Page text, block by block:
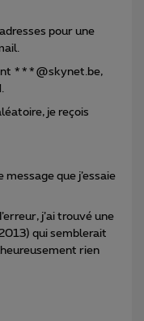
pour une
***@skynet.be,
je reçois
que j’essaie
j’ai trouvé une
qui semblerait
rien